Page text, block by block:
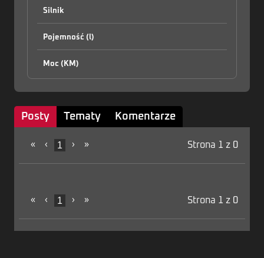
Silnik
Pojemność (l)
Moc (KM)
Posty Tematy Komentarze
« ‹ 1 › » Strona 1 z 0
« ‹ 1 › » Strona 1 z 0